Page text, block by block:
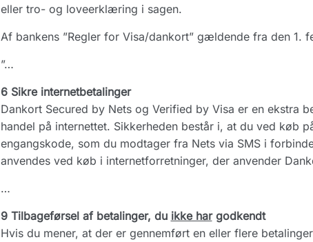
eller tro- og loveerklæring i sagen.
Af bankens ”Regler for Visa/dankort” gældende fra den 1.
”…
6 Sikre internetbetalinger
Dankort Secured by Nets og Verified by Visa er en ekstra
handel på internettet. Sikkerheden består i, at du ved køb
engangskode, som du modtager fra Nets via SMS i
anvendes ved køb i internetforretninger, der anvender
…
9 Tilbageførsel af betalinger, du ikke hargodkendt
Hvis du mener, at der er gennemført en eller flere